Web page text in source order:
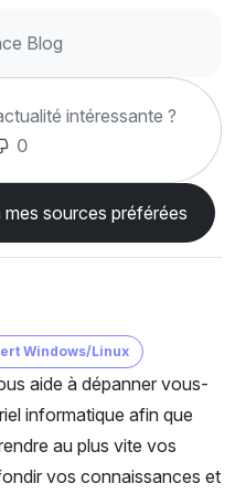
Blog
intéressante ?
0
sources préférées
Windows/Linux
aide à dépanner vous-
informatique afin que
au plus vite vos
vos connaissances et